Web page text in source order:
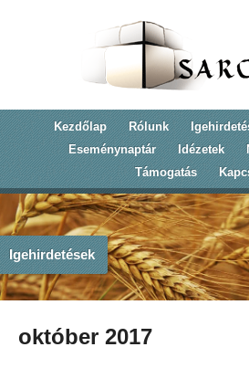
Kezdőlap Rólunk
Eseménynaptár
Idézetek
Támogatás
Igehirdetések
október 2017